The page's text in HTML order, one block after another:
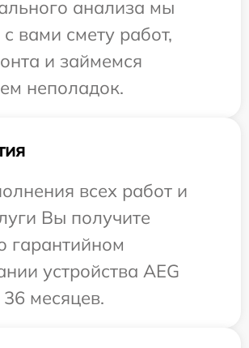
анализа мы
вами смету работ,
и займемся
неполадок.
всех работ и
Вы получите
гарантийном
устройства AEG
месяцев.